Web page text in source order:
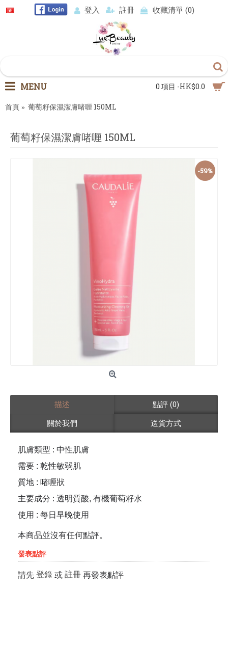
登入 註冊 收藏清單 (0)
0 項目 -HK$0.0
MENU
首頁 葡萄籽保濕潔膚啫喱 150ML
葡萄籽保濕潔膚啫喱 150ML
-59%
描述
點評 (0)
關於我們
送貨方式
肌膚類型 : 中性肌膚
需要 : 乾性敏弱肌
質地 : 啫喱狀
主要成分 : 透明質酸, 有機葡萄籽水
使用 : 每日早晚使用
本商品並沒有任何點評。
發表點評
請先 登錄 或 註冊 再發表點評